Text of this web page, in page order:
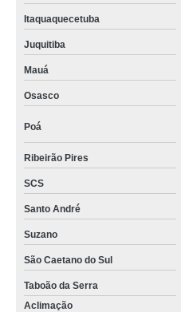
Itaquaquecetuba
Juquitiba
Mauá
Osasco
Poá
Ribeirão Pires
SCS
Santo André
Suzano
São Caetano do Sul
Taboão da Serra
Aclimação